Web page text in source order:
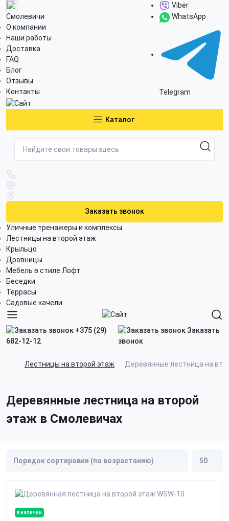
Смолевичи
О компании
Наши работы
Доставка
FAQ
Блог
Отзывы
Контакты
Viber
WhatsApp
Telegram
Каталог
Заказать звонок
Уличные тренажеры и комплексы
Лестницы на второй этаж
Крыльцо
Дровницы
Мебель в стиле Лофт
Беседки
Террасы
Садовые качели
+375 (29)
682-12-12
Заказать
звонок
Лестницы на второй этаж Деревянные лестница на
Деревянные лестница на второй
этаж в Смолевичах
в наличии